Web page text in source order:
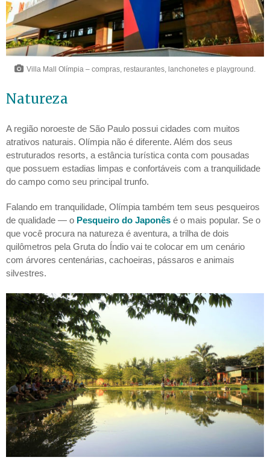
Villa Mall Olímpia – compras, restaurantes, lanchonetes e playground.
Natureza
A região noroeste de São Paulo possui cidades com muitos
atrativos naturais. Olímpia não é diferente. Além dos seus
estruturados resorts, a estância turística conta com pousadas
que possuem estadias limpas e confortáveis com a tranquilidade
do campo como seu principal trunfo.
Falando em tranquilidade, Olímpia também tem seus pesqueiros
de qualidade — o Pesqueiro do Japonês é o mais popular. Se o
que você procura na natureza é aventura, a trilha de dois
quilômetros pela Gruta do Índio vai te colocar em um cenário
com árvores centenárias, cachoeiras, pássaros e animais
silvestres.